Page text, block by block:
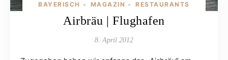
BAYERISCH • MAGAZIN • RESTAURANTS
Airbräu | Flughafen
8. April 2012